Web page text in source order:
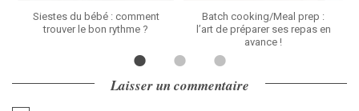
Siestes du bébé : comment
trouver le bon rythme ?
Batch cooking/Meal prep :
l’art de préparer ses repas en
avance !
Laisser un commentaire